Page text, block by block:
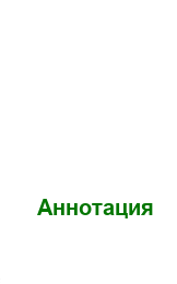
Аннотация